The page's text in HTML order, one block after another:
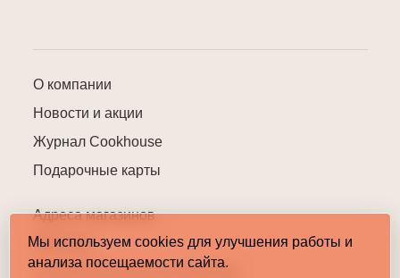
О компании
Новости и акции
Журнал Cookhouse
Подарочные карты
Адреса магазинов
Контакты
Пользовательское соглашение
Мы используем cookies для улучшения работы и
анализа посещаемости сайта.